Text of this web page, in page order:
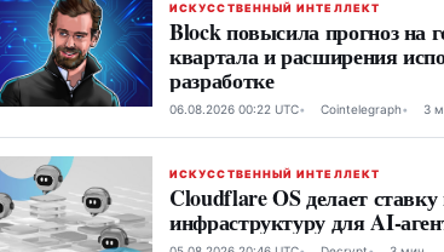
ИСКУССТВЕННЫЙ ИНТЕЛЛЕКТ
Block повысила прогноз на
квартала и расширения
разработке
06.08.2026 00:22 UTC Cointelegraph 3
ИСКУССТВЕННЫЙ ИНТЕЛЛЕКТ
Cloudflare OS делает
инфраструктуру для AI-